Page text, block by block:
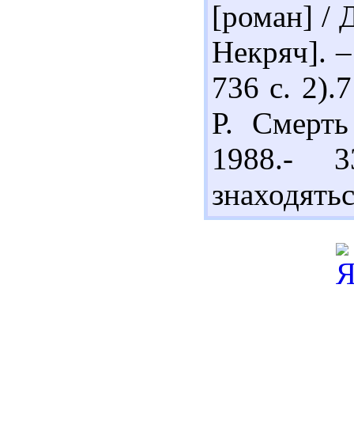
[роман] /
Некряч].
736 с.
Р.
1988.-